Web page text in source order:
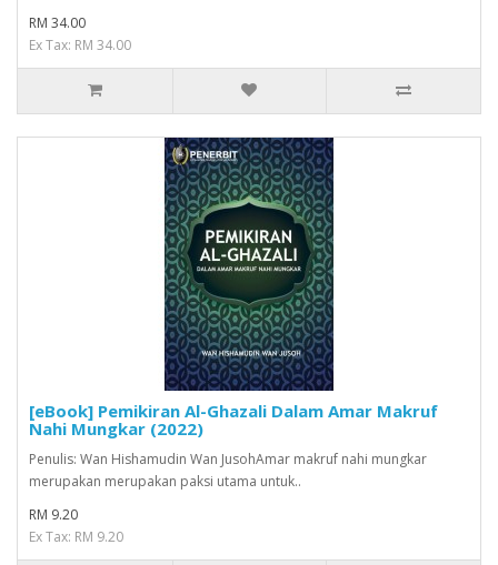
RM 34.00
Ex Tax: RM 34.00
[eBook] Pemikiran Al-Ghazali Dalam Amar Makruf
Nahi Mungkar (2022)
Penulis: Wan Hishamudin Wan JusohAmar makruf nahi mungkar
merupakan merupakan paksi utama untuk..
RM 9.20
Ex Tax: RM 9.20